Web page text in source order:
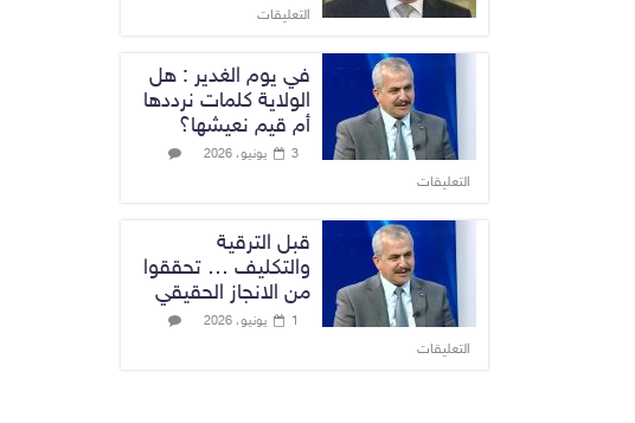
التعليقات
في يوم الغدير : هل
الولاية كلمات نرددها
أم قيم نعيشها؟
3 يونيو، 2026
التعليقات
قبل الترقية
والتكليف … تحققوا
من الانجاز الحقيقي
1 يونيو، 2026
التعليقات